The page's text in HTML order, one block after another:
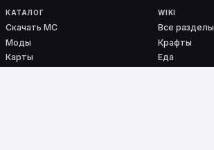
КАТАЛОГ
Скачать MC
Моды
Карты
WIKI
Все разделы
Крафты
Еда